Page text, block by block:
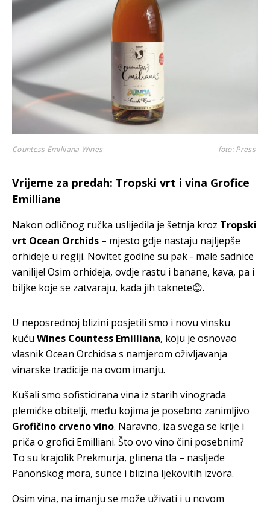
Countess Emilliana Wines foto: Press
Vrijeme za predah: Tropski vrt i vina Grofice
Emilliane
Nakon odličnog ručka uslijedila je šetnja kroz Tropski
vrt Ocean Orchids – mjesto gdje nastaju najljepše
orhideje u regiji. Novitet godine su pak - male sadnice
vanilije! Osim orhideja, ovdje rastu i banane, kava, pa i
biljke koje se zatvaraju, kada jih taknete😊.
U neposrednoj blizini posjetili smo i novu vinsku
kuću Wines Countess Emilliana, koju je osnovao
vlasnik Ocean Orchidsa s namjerom oživljavanja
vinarske tradicije na ovom imanju.
Kušali smo sofisticirana vina iz starih vinograda
plemićke obitelji, među kojima je posebno zanimljivo
Grofičino crveno vino. Naravno, iza svega se krije i
priča o grofici Emilliani. Što ovo vino čini posebnim?
To su krajolik Prekmurja, glinena tla – nasljeđe
Panonskog mora, sunce i blizina ljekovitih izvora.
Osim vina, na imanju se može uživati i u novom